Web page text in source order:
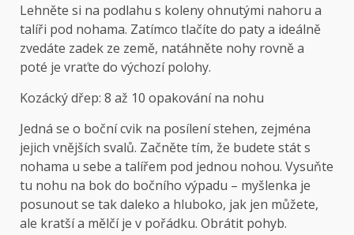
Lehněte si na podlahu s koleny ohnutými nahoru a
talíři pod nohama. Zatímco tlačíte do paty a ideálně
zvedáte zadek ze země, natáhněte nohy rovně a
poté je vraťte do výchozí polohy.
Kozácký dřep: 8 až 10 opakování na nohu
Jedná se o boční cvik na posílení stehen, zejména
jejich vnějších svalů. Začněte tím, že budete stát s
nohama u sebe a talířem pod jednou nohou. Vysuňte
tu nohu na bok do bočního výpadu – myšlenka je
posunout se tak daleko a hluboko, jak jen můžete,
ale kratší a mělčí je v pořádku. Obrátit pohyb.